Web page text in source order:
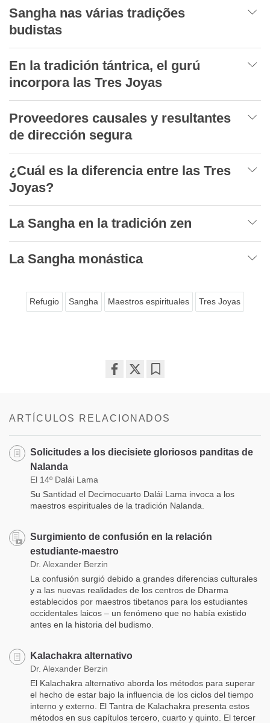
Sangha nas várias tradições
budistas
En la tradición tántrica, el gurú
incorpora las Tres Joyas
Proveedores causales y resultantes
de dirección segura
¿Cuál es la diferencia entre las Tres
Joyas?
La Sangha en la tradición zen
La Sangha monástica
Refugio Sangha Maestros espirituales Tres Joyas
ARTÍCULOS RELACIONADOS
Solicitudes a los diecisiete gloriosos panditas de
Nalanda
El 14º Dalái Lama
Su Santidad el Decimocuarto Dalái Lama invoca a los
maestros espirituales de la tradición Nalanda.
Surgimiento de confusión en la relación
estudiante-maestro
Dr. Alexander Berzin
La confusión surgió debido a grandes diferencias culturales
y a las nuevas realidades de los centros de Dharma
establecidos por maestros tibetanos para los estudiantes
occidentales laicos – un fenómeno que no había existido
antes en la historia del budismo.
Kalachakra alternativo
Dr. Alexander Berzin
El Kalachakra alternativo aborda los métodos para superar
el hecho de estar bajo la influencia de los ciclos del tiempo
interno y externo. El Tantra de Kalachakra presenta estos
métodos en sus capítulos tercero, cuarto y quinto. El tercer